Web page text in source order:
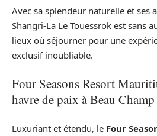
Avec sa splendeur naturelle et ses
Shangri-La Le Touessrok est sans
lieux où séjourner pour une
exclusif inoubliable.
Four Seasons Resort
havre de paix à Beau Champ
Luxuriant et étendu, le Four